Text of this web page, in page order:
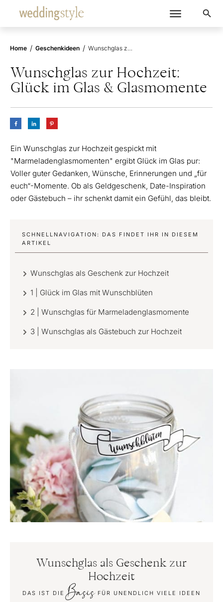
Home / Geschenkideen / Wunschglas zur Hochzeit: Glück im Glas & Glasmomente
Wunschglas zur Hochzeit:
Glück im Glas & Glasmomente
Ein Wunschglas zur Hochzeit gespickt mit
"Marmeladenglasmomenten" ergibt Glück im Glas pur:
Voller guter Gedanken, Wünsche, Erinnerungen und „für
euch“-Momente. Ob als Geldgeschenk, Date-Inspiration
oder Gästebuch – ihr schenkt damit ein Gefühl, das bleibt.
SCHNELLNAVIGATION: DAS FINDET IHR IN DIESEM
ARTIKEL
Wunschglas als Geschenk zur Hochzeit
1 | Glück im Glas mit Wunschblüten
2 | Wunschglas für Marmeladenglasmomente
3 | Wunschglas als Gästebuch zur Hochzeit
Wunschglas als Geschenk zur
Hochzeit
DAS IST DIEBasisFÜR UNENDLICH VIELE IDEEN